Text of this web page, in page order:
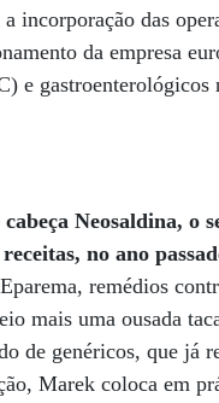
incorporação das
da empresa
e
Neosaldina, o
no ano
remédios
mais uma ousada
de genéricos, que já
Marek coloca em